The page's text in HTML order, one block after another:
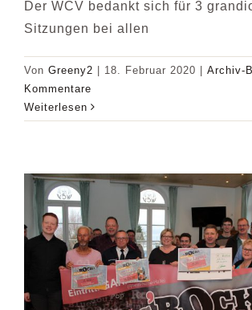
Der WCV bedankt sich für 3
Sitzungen bei allen
Von Greeny2 18. Februar 2020 Archiv-
Kommentare
Weiterlesen